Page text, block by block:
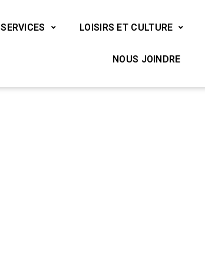
SERVICES LOISIRS ET CULTURE
NOUS JOINDRE